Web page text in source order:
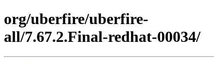
org/uberfire/uberfire-
all/7.67.2.Final-redhat-00034/